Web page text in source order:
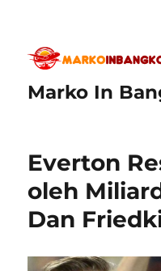
Marko In
Everton
oleh
Dan